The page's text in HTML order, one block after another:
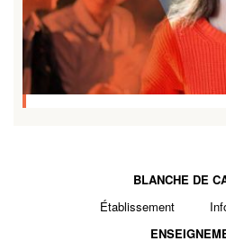
BLANCHE DE
Établissement